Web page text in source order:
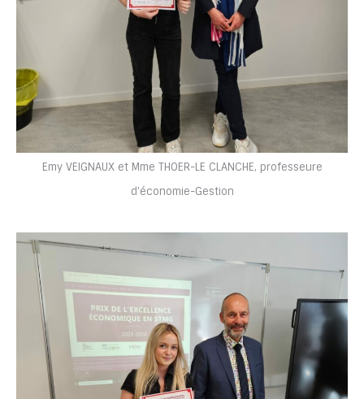
Emy VEIGNAUX et Mme THOER-LE CLANCHE, professeure
d'économie-Gestion